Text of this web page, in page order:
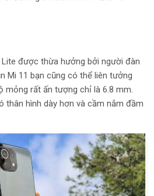
được thừa hưởng bởi người đàn
Mi 11 bạn cũng có thể liên tưởng
mỏng rất ấn tượng chỉ là 6.8 mm.
thân hình dày hơn và cầm nắm đầm